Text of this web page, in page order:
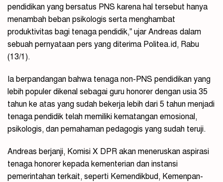
pendidikan yang bersatus PNS karena hal tersebut hanya
menambah beban psikologis serta menghambat
produktivitas bagi tenaga pendidik,” ujar Andreas dalam
sebuah pernyataan pers yang diterima Politea.id, Rabu
(13/1).
Ia berpandangan bahwa tenaga non-PNS pendidikan yang
lebih populer dikenal sebagai guru honorer dengan usia 35
tahun ke atas yang sudah bekerja lebih dari 5 tahun menjadi
tenaga pendidik telah memiliki kematangan emosional,
psikologis, dan pemahaman pedagogis yang sudah teruji.
Andreas berjanji, Komisi X DPR akan meneruskan aspirasi
tenaga honorer kepada kementerian dan instansi
pemerintahan terkait, seperti Kemendikbud, Kemenpan-